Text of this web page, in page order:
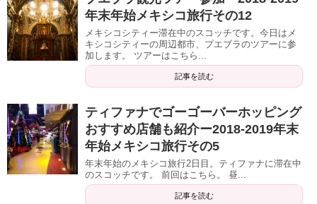
年末年始メキシコ旅行その12
メキシコシティー滞在中のスコッチです。今日はメ
キシコシティーの周辺都市、プエブラのツアーに参
加します。 ツアーはこちら...
記事を読む
ティファナでゴーゴーバーホッピング
おすすめ店舗も紹介ー2018-2019年末
年始メキシコ旅行その5
年末年始のメキシコ旅行2日目。ティファナに滞在中
のスコッチです。 前回はこちら。 昼...
記事を読む